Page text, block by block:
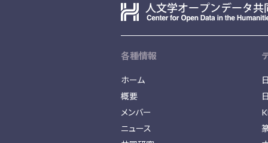
各種情報
ホーム
概要
メンバー
ニュース